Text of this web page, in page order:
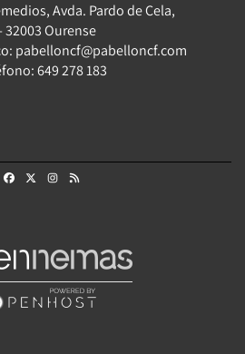
Avda. Pardo de Cela,
32003 Ourense
pabelloncf@pabelloncf.com
649 278 183
FacebookInstagram